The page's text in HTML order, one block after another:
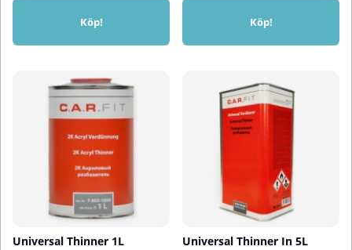
Köp! Köp!
Universal Thinner 1L Universal Thinner In 5L